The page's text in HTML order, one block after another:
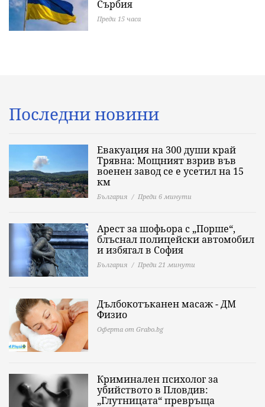
Сърбия
Преди 15 часа
Последни новини
Евакуация на 300 души край
Трявна: Мощният взрив във
военен завод се е усетил на 15
км
България Преди 6 минути
Арест за шофьора с „Порше“,
блъснал полицейски автомобил
и избягал в София
България Преди 21 минути
Дълбокотъканен масаж - ДМ
Физио
Оферта от Grabo.bg
Криминален психолог за
убийството в Пловдив:
„Глутницата“ превръща